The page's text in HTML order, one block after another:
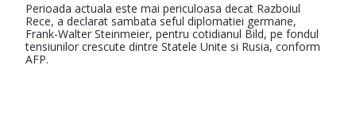
Perioada actuala este mai periculoasa decat Razboiul
Rece, a declarat sambata seful diplomatiei germane,
Frank-Walter Steinmeier, pentru cotidianul Bild, pe fondul
tensiunilor crescute dintre Statele Unite si Rusia, conform
AFP.